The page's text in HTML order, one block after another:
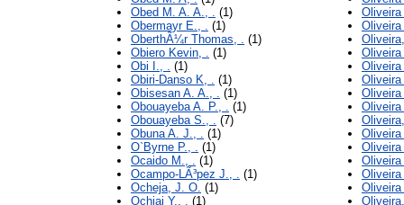
Obed M. A. A., . (1)
Obermayr E., . (1)
OberthÃ¼r Thomas, . (1)
Obiero Kevin, . (1)
Obi I., . (1)
Obiri-Danso K, . (1)
Obisesan A. A., . (1)
Obouayeba A. P., . (1)
Obouayeba S., . (7)
Obuna A. J., . (1)
O`Byrne P., . (1)
Ocaido M., . (1)
Ocampo-LÃ³pez J., . (1)
Ocheja, J. O. (1)
Ochiai Y., . (1)